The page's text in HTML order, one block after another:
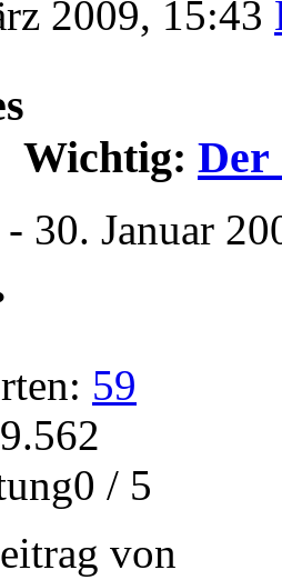
2009, 15:43
Wichtig: Der
- 30. Januar
59
/ 5
von